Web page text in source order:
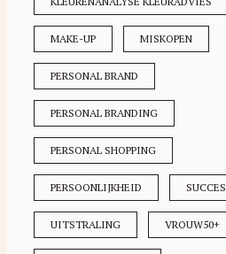
MAKE-UP MISKOPEN
PERSONAL BRAND
PERSONAL BRANDING
PERSONAL SHOPPING
PERSOONLIJKHEID SUCCES
UITSTRALING VROUW50+